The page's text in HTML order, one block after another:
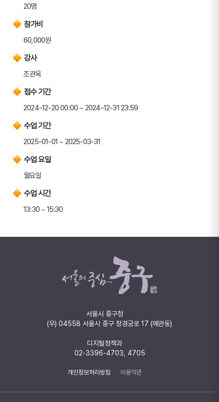
20명
참가비
60,000원
강사
조관옥
접수 기간
2024-12-20 00:00 ~ 2024-12-31 23:59
수업 기간
2025-01-01 ~ 2025-03-31
수업 요일
월요일
수업 시간
13:30 ~ 15:30
서울시 중구청
(우) 04558 서울시 중구 창경궁로 17 (예관동)
디지털정책과
02-3396-4703, 4705
개인정보처리방침 이용약관